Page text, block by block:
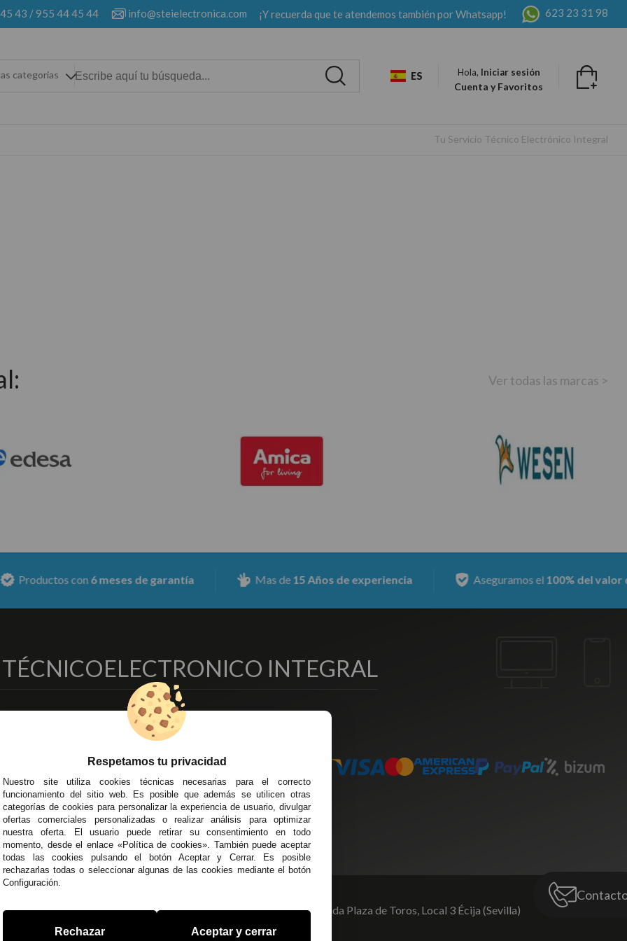
43 /955 44 45 44 info@steielectronica.com ¡Y recuerda que te atendemos también por Whatsapp! 623 23 31 98
categorias ES Hola, Iniciar sesión
Cuenta y Favoritos
Tu Servicio Técnico Electrónico Integral
Ver todas las marcas >
con6 meses de garantía Mas de15 Años de experiencia Aseguramos el100% del valor del
ELECTRONICO INTEGRAL
y Devoluciones
Seguro
y
Generales
de Cookies
DELEGACIONES
Écija - Sevilla
Av. Plaza de Toros. Local 3
Córdoba
C/ Ingeniero Iribarren, 14
Alzira - Valencia
C/ Esplugues, 135
43/955 44 45 44 info@steielectronica.com Avenida Plaza de Toros, Local 3 Écija (Sevilla)
Respetamos tu privacidad
Nuestro site utiliza cookies técnicas necesarias para el correcto
funcionamiento del sitio web. Es posible que además se utilicen otras
categorías de cookies para personalizar la experiencia de usuario, divulgar
ofertas comerciales personalizadas o realizar análisis para optimizar
nuestra oferta. El usuario puede retirar su consentimiento en todo
momento, desde el enlace «Política de cookies». También puede aceptar
todas las cookies pulsando el botón Aceptar y Cerrar. Es posible
rechazarlas todas o seleccionar algunas de las cookies mediante el botón
Configuración.
Rechazar Aceptar y cerrar